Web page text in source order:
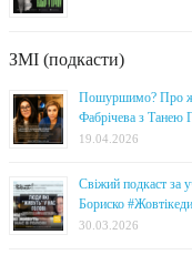
ЗМІ (подкасти)
Пошуршимо? Про
Фабрічева з Танею
19.04.2026
Свіжий подкаст за
Бориско #Жовтікеди
30.03.2026